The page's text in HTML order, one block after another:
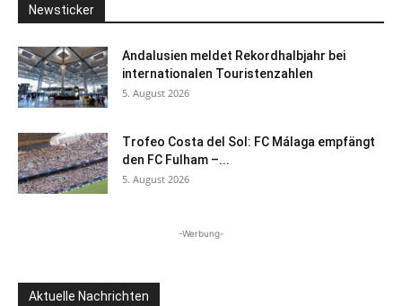
Newsticker
Andalusien meldet Rekordhalbjahr bei
internationalen Touristenzahlen
5. August 2026
Trofeo Costa del Sol: FC Málaga empfängt
den FC Fulham –...
5. August 2026
-Werbung-
Aktuelle Nachrichten